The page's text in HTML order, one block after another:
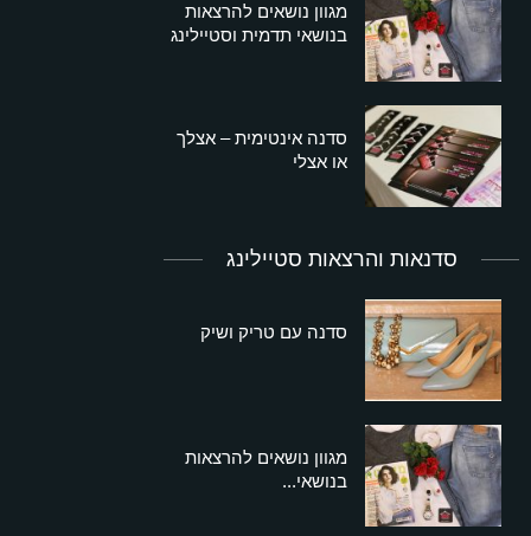
מגוון נושאים להרצאות
בנושאי תדמית וסטיילינג
סדנה אינטימית – אצלך
או אצלי
סדנאות והרצאות סטיילינג
סדנה עם טריק ושיק
מגוון נושאים להרצאות
בנושאי...